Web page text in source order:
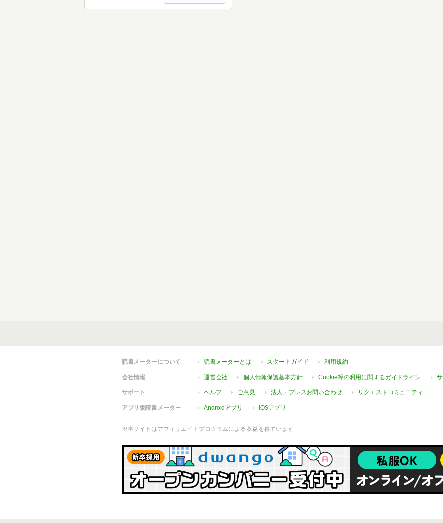
読書メーターについて 読書メーターとは スタートガイド 利用規約
会社情報 運営会社 個人情報保護基本方針 Cookie等の利用に関するガイドライン
サポート ヘルプ ご意見 法人・プレスお問い合わせ リクエストコミュニティ
アプリ版読書メーター Androidアプリ iOSアプリ
※本サイトはアフィリエイトプログラムによる収益を得ています